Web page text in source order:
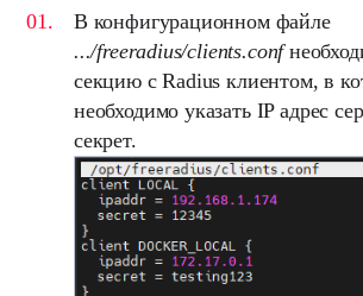
В конфигурационном файле
.../freeradius/clients.conf
секцию с Radius клиентом, в
необходимо указать IP адрес
секрет.